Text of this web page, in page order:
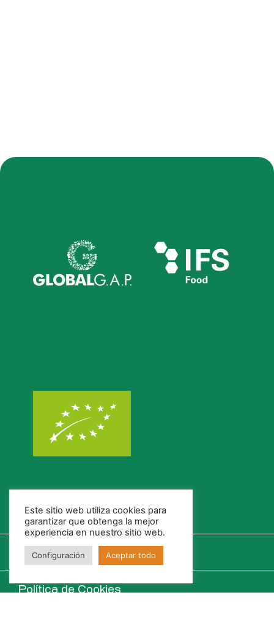
Política de Cookies
Este sitio web utiliza cookies para
garantizar que obtenga la mejor
experiencia en nuestro sitio web.
Configuración Aceptar todo